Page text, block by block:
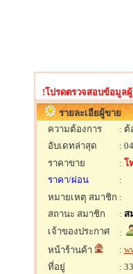
!โปรดตรวจสอบข้อมูล
รายละเอียผู้ขาย
ความต้องการ
: ต้
อับเดทล่าสุด
:
ราคาขาย
: โ
ราคา/ผ่อน
:
หมายเหตุ สมาชิก :
สถานะ สมาชิก
: ส
เจ้าของประกาศ
:
หน้าร้านค้า
:
ที่อยู่
: